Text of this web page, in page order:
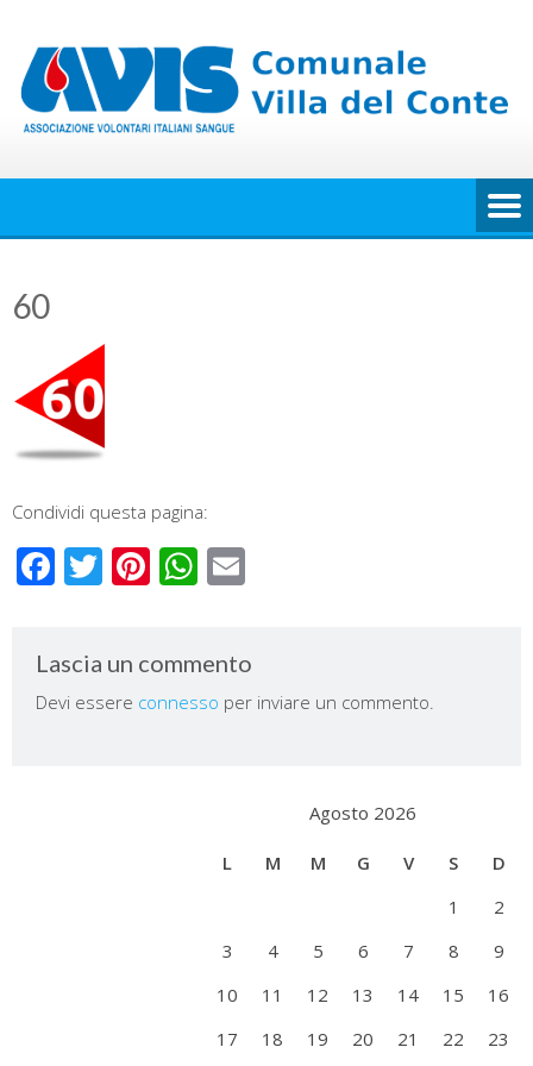
content
60
Condividi questa pagina:
Facebook
Twitter
Pinterest
WhatsApp
Lascia un commento
Devi essere connesso per inviare un commento.
Agosto 2026
L M M G V S
D
1
2
3
4 5 6 7 8
9
10
11 12 13 14 15
16
17
18 19 20 21 22 23